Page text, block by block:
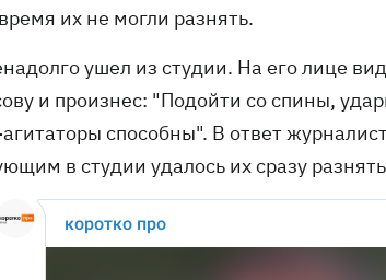
их не могли разнять.
ушел из студии. На его лице
и произнес: "Подойти со спины,
агитаторы способны". В ответ
в студии удалось их сразу